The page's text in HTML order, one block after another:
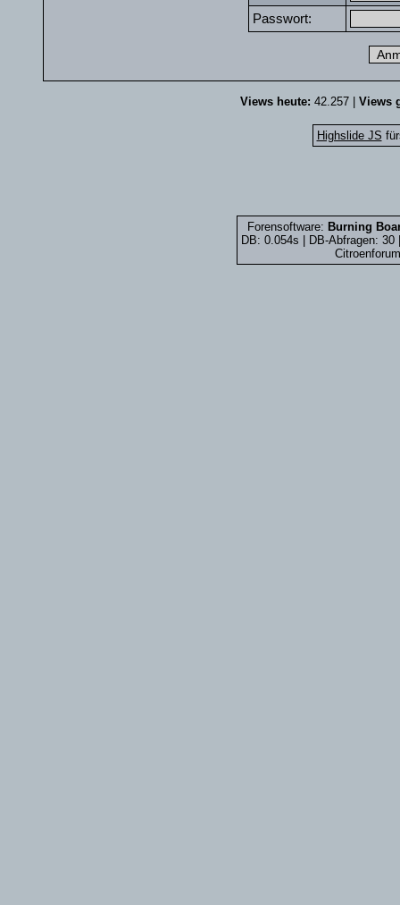
Passwort:
Views heute: 42.257 | Views
Highslide JS
Forensoftware: Burning
DB: 0.054s | DB-Abfragen: